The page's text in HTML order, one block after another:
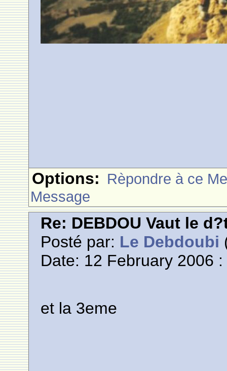
Options: Rèpondre à ce
Message
Re: DEBDOU Vaut le
Posté par: Le Debdoubi
Date: 12 February 2006
et la 3eme